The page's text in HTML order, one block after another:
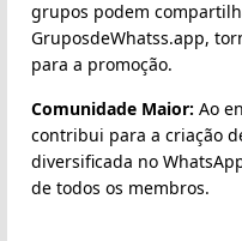
grupos podem
GruposdeWhatss.app,
para a promoção.
Comunidade Maior: Ao
contribui para a criação
diversificada no
de todos os membros.